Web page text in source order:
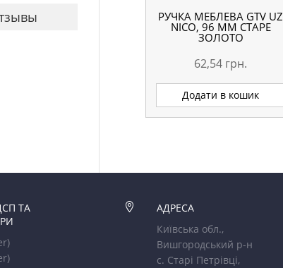
РУЧКА МЕБЛЕВА GTV UZ
NICO, 96 ММ СТАРЕ
ЗОЛОТО
62,54 грн.
Додати в кошик
ТА

АДРЕСА
Київська обл.,
Вишгородський р-н
с. Старі Петрівці,